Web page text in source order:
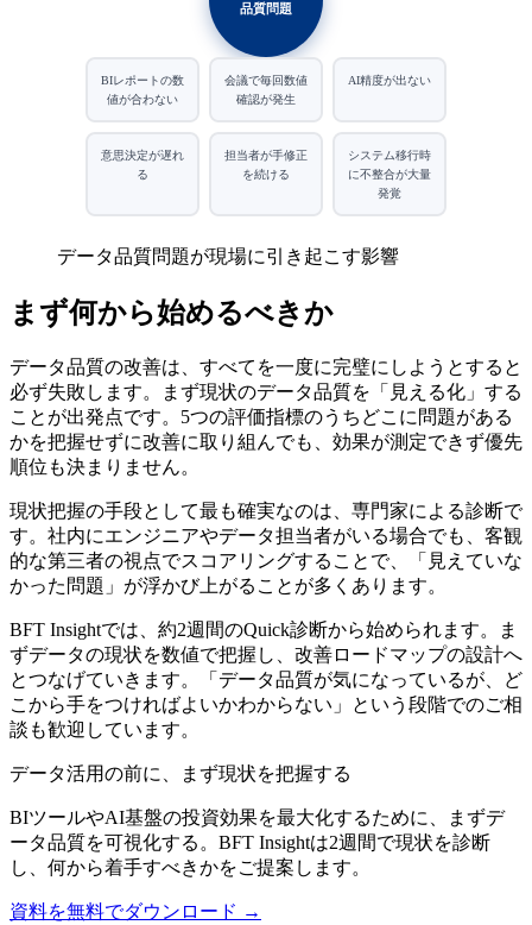
品質問題
BIレポートの数
値が合わない
会議で毎回数値
確認が発生
AI精度が出ない
意思決定が遅れ
る
担当者が手修正
を続ける
システム移行時
に不整合が大量
発覚
データ品質問題が現場に引き起こす影響
まず何から始めるべきか
データ品質の改善は、すべてを一度に完璧にしようとすると
必ず失敗します。まず現状のデータ品質を「見える化」する
ことが出発点です。5つの評価指標のうちどこに問題がある
かを把握せずに改善に取り組んでも、効果が測定できず優先
順位も決まりません。
現状把握の手段として最も確実なのは、専門家による診断で
す。社内にエンジニアやデータ担当者がいる場合でも、客観
的な第三者の視点でスコアリングすることで、「見えていな
かった問題」が浮かび上がることが多くあります。
BFT Insightでは、約2週間のQuick診断から始められます。ま
ずデータの現状を数値で把握し、改善ロードマップの設計へ
とつなげていきます。「データ品質が気になっているが、ど
こから手をつければよいかわからない」という段階でのご相
談も歓迎しています。
データ活用の前に、まず現状を把握する
BIツールやAI基盤の投資効果を最大化するために、まずデ
ータ品質を可視化する。BFT Insightは2週間で現状を診断
し、何から着手すべきかをご提案します。
資料を無料でダウンロード →